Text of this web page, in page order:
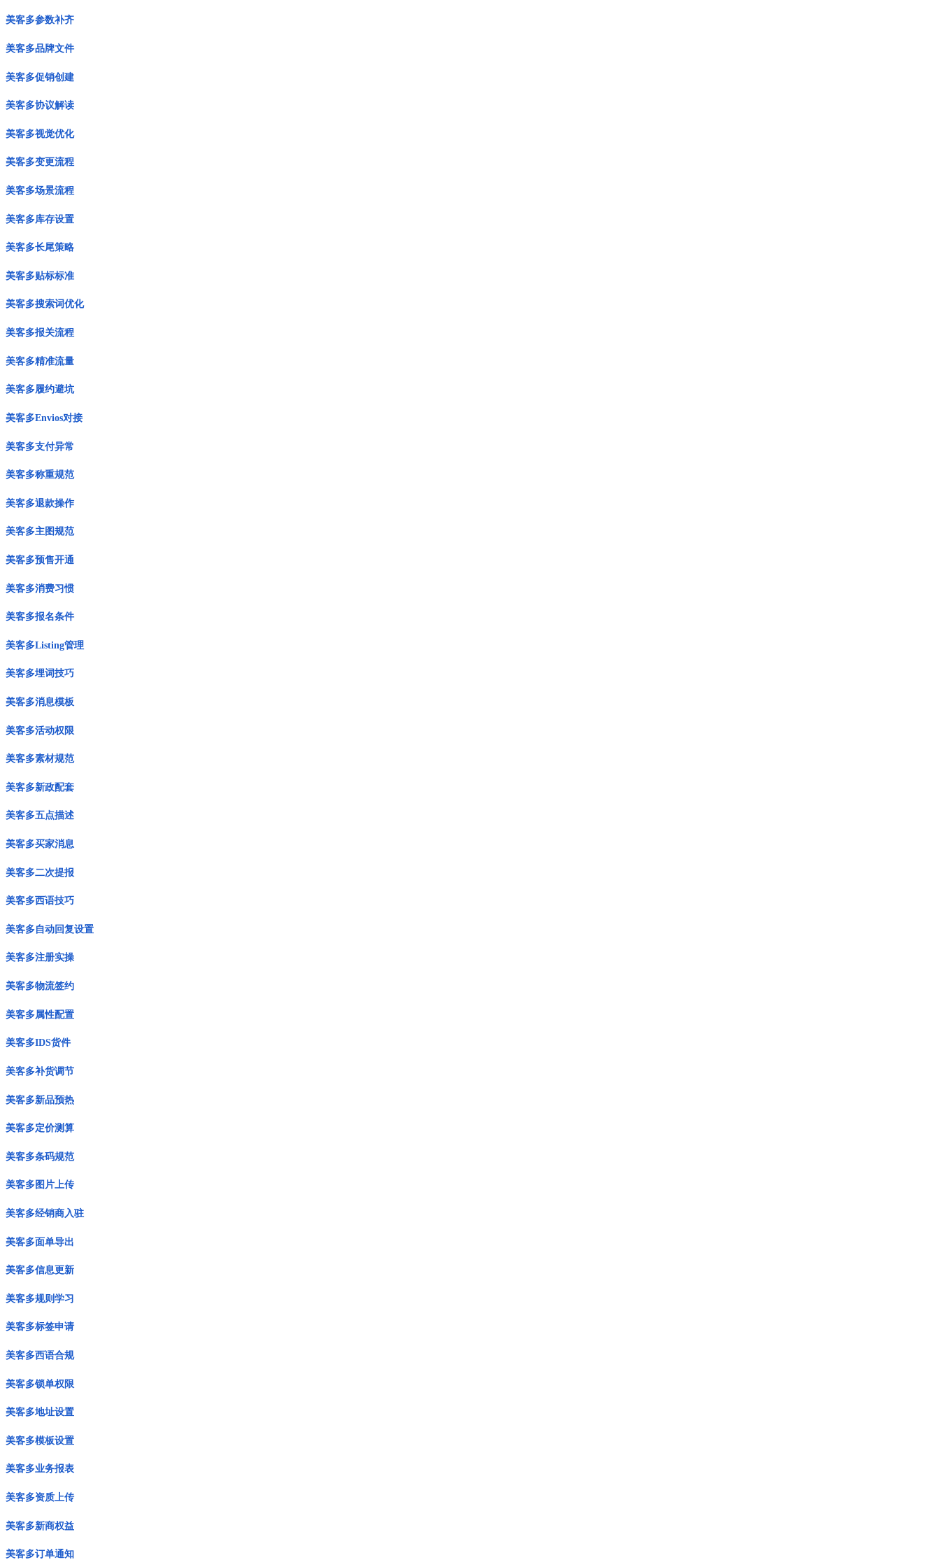
美客多参数补齐
美客多品牌文件
美客多促销创建
美客多协议解读
美客多视觉优化
美客多变更流程
美客多场景流程
美客多库存设置
美客多长尾策略
美客多贴标标准
美客多搜索词优化
美客多报关流程
美客多精准流量
美客多履约避坑
美客多Envios对接
美客多支付异常
美客多称重规范
美客多退款操作
美客多主图规范
美客多预售开通
美客多消费习惯
美客多报名条件
美客多Listing管理
美客多埋词技巧
美客多消息模板
美客多活动权限
美客多素材规范
美客多新政配套
美客多五点描述
美客多买家消息
美客多二次提报
美客多西语技巧
美客多自动回复设置
美客多注册实操
美客多物流签约
美客多属性配置
美客多IDS货件
美客多补货调节
美客多新品预热
美客多定价测算
美客多条码规范
美客多图片上传
美客多经销商入驻
美客多面单导出
美客多信息更新
美客多规则学习
美客多标签申请
美客多西语合规
美客多锁单权限
美客多地址设置
美客多模板设置
美客多业务报表
美客多资质上传
美客多新商权益
美客多订单通知